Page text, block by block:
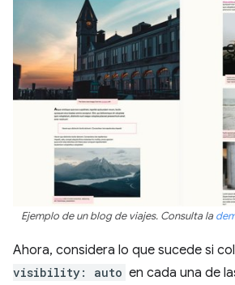
Ejemplo de un blog de viajes. Consulta la
Ahora, considera lo que sucede si
visibility: auto en cada una de